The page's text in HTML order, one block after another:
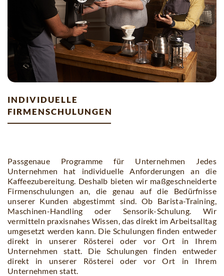
individuelle
firmenschulungen
Passgenaue Programme für Unternehmen Jedes
Unternehmen hat individuelle Anforderungen an die
Kaffeezubereitung. Deshalb bieten wir maßgeschneiderte
Firmenschulungen an, die genau auf die Bedürfnisse
unserer Kunden abgestimmt sind. Ob Barista-Training,
Maschinen-Handling oder Sensorik-Schulung. Wir
vermitteln praxisnahes Wissen, das direkt im Arbeitsalltag
umgesetzt werden kann. Die Schulungen finden entweder
direkt in unserer Rösterei oder vor Ort in Ihrem
Unternehmen statt. Die Schulungen finden entweder
direkt in unserer Rösterei oder vor Ort in Ihrem
Unternehmen statt.